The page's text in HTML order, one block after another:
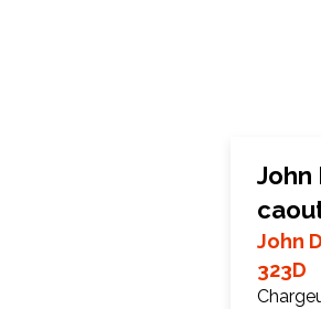
John
John
323D